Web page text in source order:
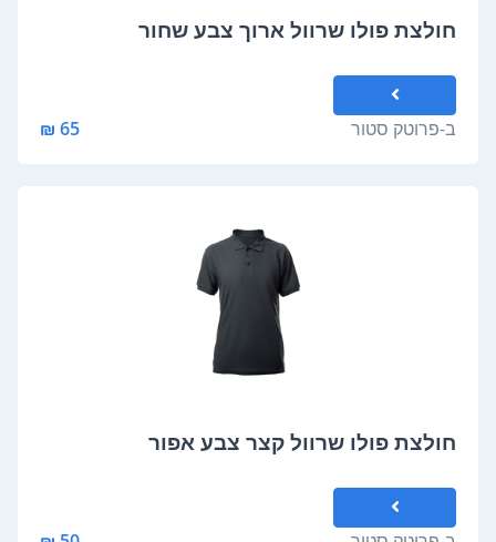
חולצת פולו שרוול ארוך צבע שחור
ב-פרוטק סטור 65 ₪
חולצת פולו שרוול קצר צבע אפור